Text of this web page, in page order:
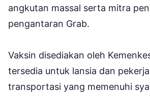
angkutan massal serta mitra
pengantaran Grab.
Vaksin disediakan oleh
tersedia untuk lansia dan
transportasi yang memenuhi